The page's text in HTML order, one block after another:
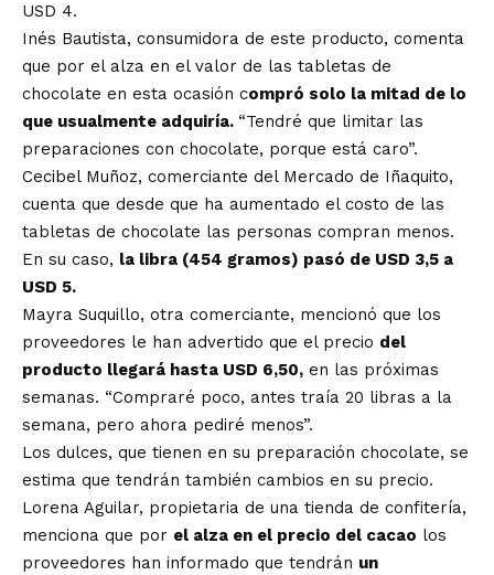
USD 4.
Inés Bautista, consumidora de este producto, comenta
que por el alza en el valor de las tabletas de
chocolate en esta ocasión compró solo la mitad de lo
que usualmente adquiría. “Tendré que limitar las
preparaciones con chocolate, porque está caro”.
Cecibel Muñoz, comerciante del Mercado de Iñaquito,
cuenta que desde que ha aumentado el costo de las
tabletas de chocolate las personas compran menos.
En su caso, la libra (454 gramos) pasó de USD 3,5 a
USD 5.
Mayra Suquillo, otra comerciante, mencionó que los
proveedores le han advertido que el precio del
producto llegará hasta USD 6,50, en las próximas
semanas. “Compraré poco, antes traía 20 libras a la
semana, pero ahora pediré menos”.
Los dulces, que tienen en su preparación chocolate, se
estima que tendrán también cambios en su precio.
Lorena Aguilar, propietaria de una tienda de confitería,
menciona que por el alza en el precio del cacao los
proveedores han informado que tendrán un